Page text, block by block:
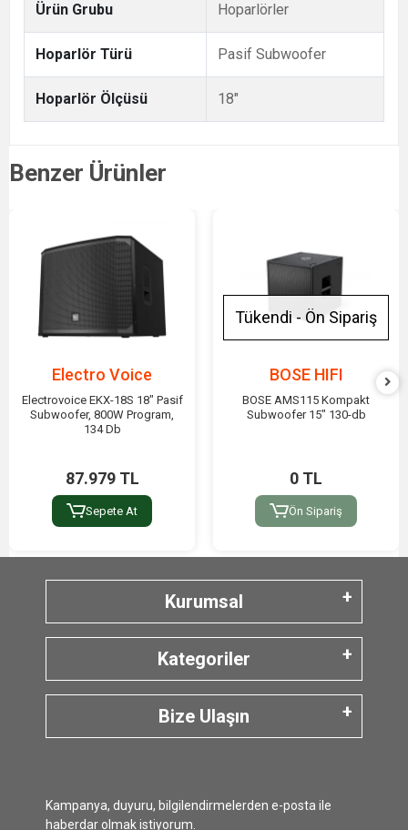
Ürün Grubu Hoparlörler
Hoparlör Türü Pasif Subwoofer
Hoparlör Ölçüsü 18"
Benzer Ürünler
Electro Voice
Electrovoice EKX-18S 18" Pasif
Subwoofer, 800W Program,
134 Db
87.979 TL
Sepete At
Tükendi - Ön Sipariş
BOSE HIFI
BOSE AMS115 Kompakt
Subwoofer 15" 130-db
0 TL
Ön Sipariş
Kurumsal
Kategoriler
Bize Ulaşın
Kampanya, duyuru, bilgilendirmelerden e-posta ile
haberdar olmak istiyorum.